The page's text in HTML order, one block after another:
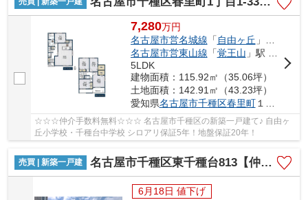
7,280万円
名古屋市営名城線 「 自由ヶ丘 」駅 徒歩11分
名古屋市営東山線 「覚王山 」駅 徒歩17分
5LDK
建物面積：115.92㎡（35.06坪）
土地面積：142.91㎡（43.23坪）
愛知県名古屋市千種区春里町１丁目1-33
☆☆☆仲介手数料無料☆☆☆ 名古屋市千種区の新築一戸建て♪ 自由ヶ
丘小学校・千種台中学校 シロアリ保証5年！地盤保証20年！
売買 | 新築一戸建 名古屋市千種区東千種台813【仲介手数料無料】新築一戸建て
6月18日 値下げ